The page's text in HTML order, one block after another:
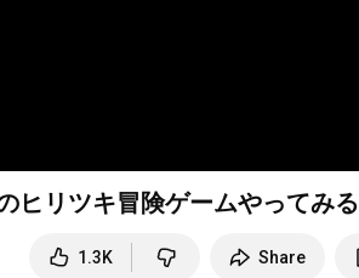
ヒリツキ冒険ゲームやってみる
1.3K Share